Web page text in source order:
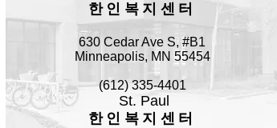
한인복지센터
630 Cedar Ave S, #B1
Minneapolis, MN 55454
(612) 335-4401
St. Paul
한인복지센터